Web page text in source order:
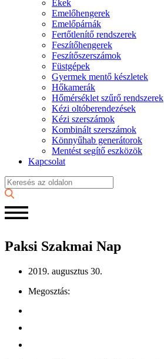
Ékek
Emelőhengerek
Emelőpárnák
Fertőtlenítő rendszerek
Feszítőhengerek
Feszítőszerszámok
Füstgépek
Gyermek mentő készletek
Hőkamerák
Hőmérséklet szűrő rendszerek
Kézi oltóberendezések
Kézi szerszámok
Kombinált szerszámok
Könnyűhab generátorok
Mentést segítő eszközök
Kapcsolat
Paksi Szakmai Nap
2019. augusztus 30.
Megosztás: